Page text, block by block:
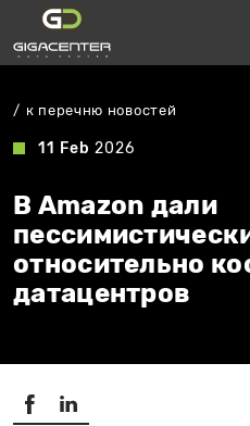
к перечню новостей
11 Feb 2026
В Amazon дали
относительно
датацентров